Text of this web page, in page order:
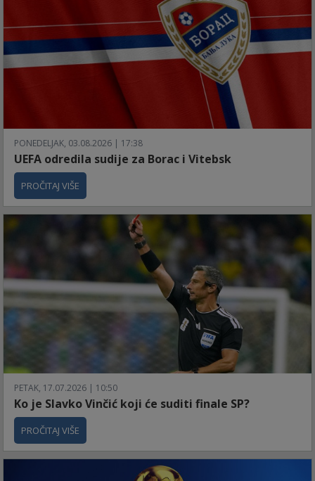
PONEDELJAK, 03.08.2026 | 17:38
UEFA odredila sudije za Borac i Vitebsk
PROČITAJ VIŠE
PETAK, 17.07.2026 | 10:50
Ko je Slavko Vinčić koji će suditi finale SP?
PROČITAJ VIŠE